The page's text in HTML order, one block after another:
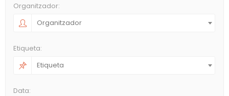
Organitzador:
Organitzador
Etiqueta:
Etiqueta
Data: